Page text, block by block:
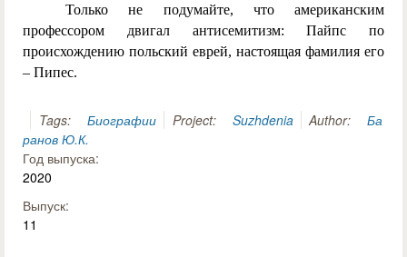
Только не подумайте, что американским
профессором двигал антисемитизм: Пайпс по
происхождению польский еврей, настоящая фамилия его
– Пипес.
Tags: Биографии Project: Suzhdenia Author:
Ба
ранов Ю.К.
Год выпуска:
2020
Выпуск:
11